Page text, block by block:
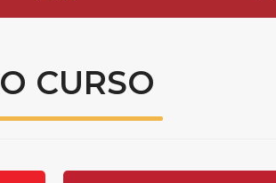
UATI
O CURSO